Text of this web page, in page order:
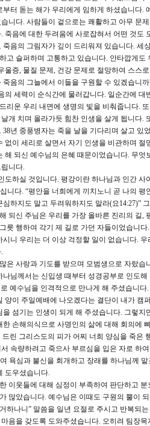
터 돋는 해가 우리에게 임하게 하셨습니다.
니다. 사람들이 겉으로는 쾌활하고 아무 문
죽음에 대한 두려움에 사로잡혀서 어떤 것도
음의 그림자가 깊이 드리워져 있습니다. 세
고 슬퍼하며 고통하고 있습니다. 안타깝게도
울증, 물질 문제, 건강 문제로 절망하여 스스
음의 그늘에서 이들을 구원할 수 있겠습니
의 세력이 순식간에 물러갑니다. 일순간에
리운 우리 내면에 생명의 빛을 비춰줍니다.
개 치며 올라가듯 힘찬 인생을 살게 됩니다.
년 중풍병자는 죽을 날을 기다리며 살고 있
없이 세리로 살면서 자기 인생을 비관하며
되신 예수님의 은혜 때문이었습니다. 무
니다.
도하실 것입니다. 평강이란 하나님과 인간
니다. “평안을 너희에게 끼치노니 곧 나의
하지도 말고 두려워하지도 말라(요14:27)”
되신 주님은 우리를 가장 올바른 진리의 길,
릇 행하여 각기 제 길로 가던 자들이었습니
니 우리는 더 이상 걱정할 일이 없습니다.
은 사랑과 기도를 받으며 모범생으로 자랐
님께서는 신입생 때부터 성경공부로 인도해
예수님을 인격적으로 만나게 해 주셨습니
양이 주일예배에 나오겠다는 결단이 내가 캠
섬기는 인생이 되게 해 주셨습니다. 그렇
손해의식으로 사명인의 삶에 대해 회의에
린 그리스도의 피가 어찌 너희 양심을 죽은
속량하려고 죽으사 부르심을 입은 자로 하
욕심과 불신을 회개하고 장래를 하나님께
도우셨습니다.
이웃들에 대해 심정이 부족하여 판단하고
많았습니다. 예수님은 이때도 구원의 뿔이
하나니” 말씀을 일년 요절로 주시고 반복되
음을 갖도록 도와주셨습니다. 오히려 팀장